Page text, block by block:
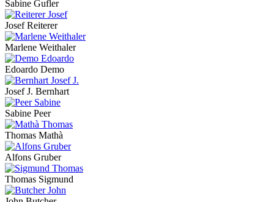
Sabine Gufler
Josef Reiterer
Marlene Weithaler
Edoardo Demo
Josef J. Bernhart
Sabine Peer
Thomas Mathà
Alfons Gruber
Thomas Sigmund